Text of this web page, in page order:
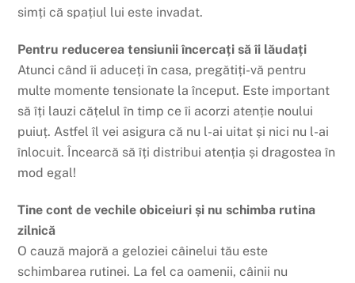
simți că spațiul lui este invadat.
Pentru reducerea tensiunii încercați să îi lăudați
Atunci când îi aduceți în casa, pregătiți-vă pentru
multe momente tensionate la început. Este important
să îți lauzi cățelul în timp ce îi acorzi atenție noului
puiuț. Astfel îl vei asigura că nu l-ai uitat și nici nu l-ai
înlocuit. Încearcă să îți distribui atenția și dragostea în
mod egal!
Tine cont de vechile obiceiuri și nu schimba rutina
zilnică
O cauză majoră a geloziei câinelui tău este
schimbarea rutinei. La fel ca oamenii, câinii nu